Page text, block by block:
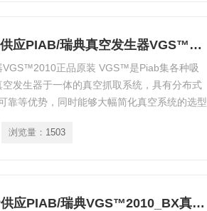
VGS™2010 FC20P供应PIAB/瑞典真空发生器VGS™2010正品原装
VGS™2010正品原装 VGS™是Piab集各种吸
发生器于一体的真空抓取系统，具有分布式
靠等优势，同时能够大幅简化真空系统的选型
浏览量： 1503
VGS™2010 BX25P供应PIAB/瑞典VGS™2010_BX真空发生器正品